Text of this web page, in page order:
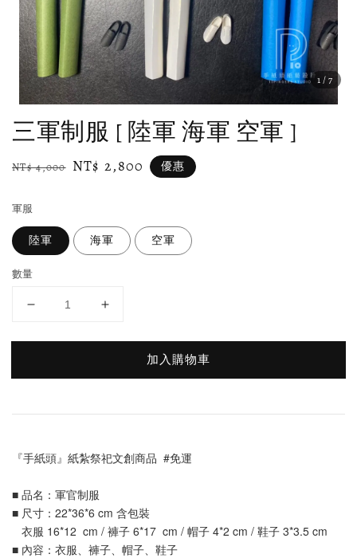
1/7
三軍制服 [ 陸軍 海軍 空軍 ]
Regular
NT$ 4,000 Sale
NT$ 2,800 優惠
軍服
陸軍 海軍 空軍
數量
加入購物車
『手紙頭』紙紮祭祀文創商品  #免運
■ 品名：軍官制服
■ 尺寸：22*36*6 cm 含包裝
衣服 16*12  cm / 褲子 6*17  cm / 帽子 4*2 cm / 鞋子 3*3.5 cm
■ 內容：衣服、褲子、帽子、鞋子